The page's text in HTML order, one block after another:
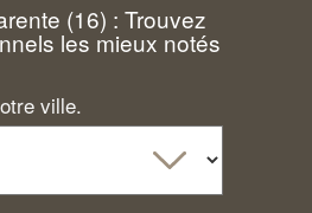
(16) : Trouvez
les mieux notés
ville.